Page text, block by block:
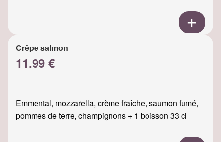
Crêpe salmon
11.99 €
Emmental, mozzarella, crème fraîche, saumon fumé,
pommes de terre, champignons + 1 boisson 33 cl